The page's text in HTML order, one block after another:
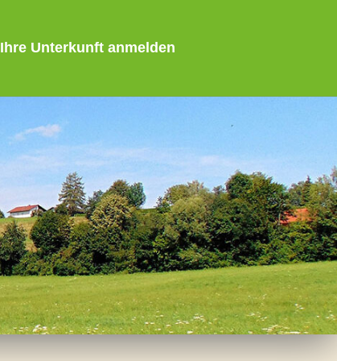
Ihre Unterkunft anmelden